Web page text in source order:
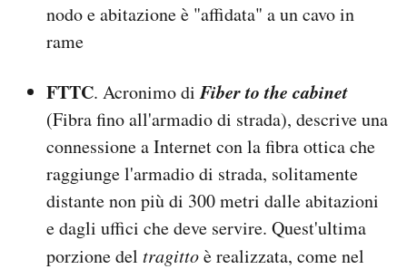
nodo e abitazione è "affidata" a un cavo in
rame
FTTC. Acronimo diFiber to the cabinet
(Fibra fino all'armadio di strada), descrive una
connessione a Internet con la fibra ottica che
raggiunge l'armadio di strada, solitamente
distante non più di 300 metri dalle abitazioni
e dagli uffici che deve servire. Quest'ultima
porzione del tragittoè realizzata, come nel